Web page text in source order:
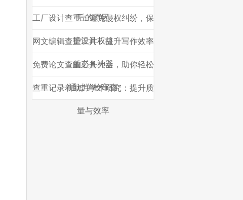
后的原因
工厂设计查重：避免侵权纠纷，保
护设计权益
网文编辑查重工具：提升写作效率
的必备神器
免费论文查重工具大全，助你轻松
通过学校审查
查重记录着助力学术研究：提升质
量与效率